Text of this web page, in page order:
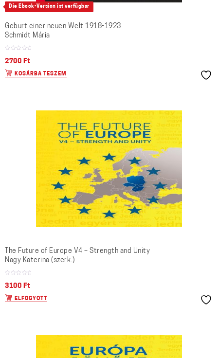
Die Ebook-Version ist verfügbar
Geburt einer neuen Welt 1918-1923
Schmidt Mária
2700 Ft
KOSÁRBA TESZEM
The Future of Europe V4 – Strength and Unity
Nagy Katerina (szerk.)
3100 Ft
ELFOGYOTT